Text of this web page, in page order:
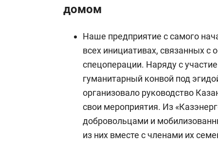
домом
Наше предприятие с самого
всех инициативах, связанных
спецоперации. Наряду с
гуманитарный конвой под
организовало руководство
свои мероприятия. Из
добровольцами и
из них вместе с членами их